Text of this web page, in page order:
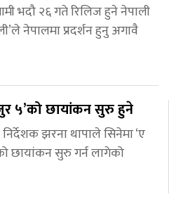
भदौ २६ गते रिलिज हुने नेपाली
नेपालमा प्रदर्शन हुनु अगावै
५’को छायांकन सुरु हुने
निर्देशक झरना थापाले सिनेमा ‘ए
छायांकन सुरु गर्न लागेको